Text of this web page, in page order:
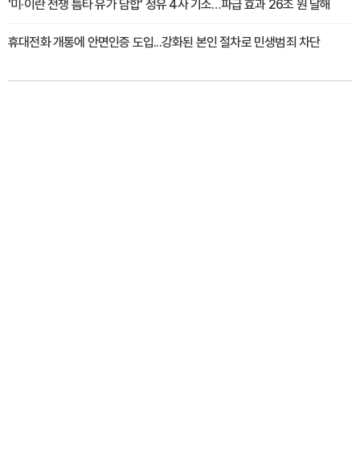
'미·이란 전쟁 틈타 유가 담합' 정유 4사 기소…파급 효과 26조 원 달해
휴대전화 개통에 안면인증 도입...강화된 본인 절차로 민생범죄 차단